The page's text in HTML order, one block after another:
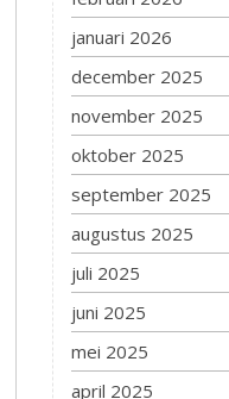
januari 2026
december 2025
november 2025
oktober 2025
september 2025
augustus 2025
juli 2025
juni 2025
mei 2025
april 2025